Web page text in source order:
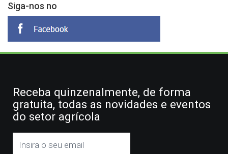
Siga-nos no
Receba quinzenalmente, de forma
gratuita, todas as novidades e eventos
do setor agrícola